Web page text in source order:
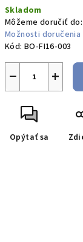
Skladom
Môžeme doručiť do:
Možnosti doručenia
Kód: BO-FI16-003
+
−
Opýtať sa